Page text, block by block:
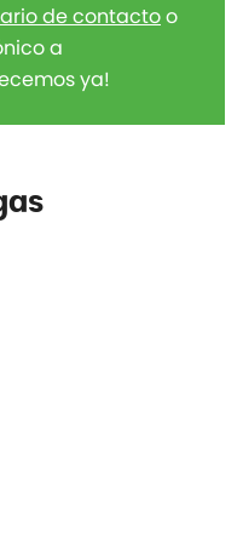
de contactoo
a
ya!